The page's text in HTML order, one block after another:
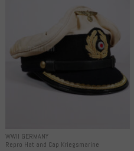
WWII GERMANY
Repro Hat and Cap Kriegsmarine